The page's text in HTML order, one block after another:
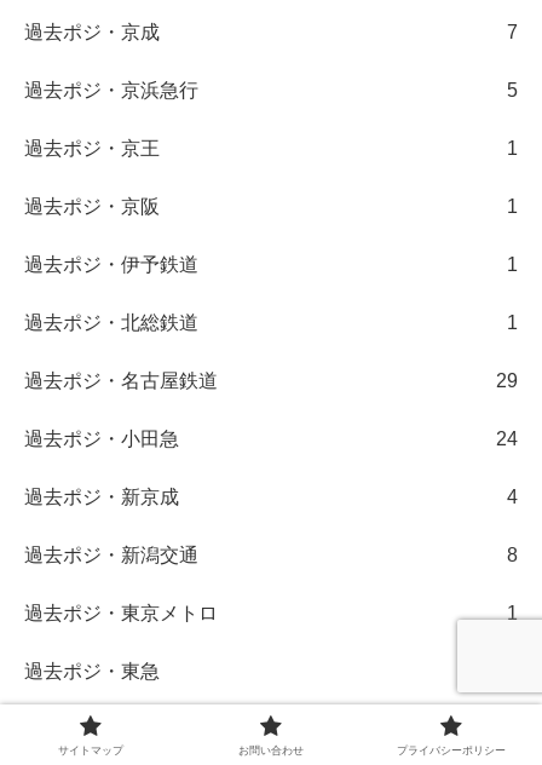
過去ポジ・京成 7
過去ポジ・京浜急行 5
過去ポジ・京王 1
過去ポジ・京阪 1
過去ポジ・伊予鉄道 1
過去ポジ・北総鉄道 1
過去ポジ・名古屋鉄道 29
過去ポジ・小田急 24
過去ポジ・新京成 4
過去ポジ・新潟交通 8
過去ポジ・東京メトロ 1
過去ポジ・東急
過去ポジ・東武
サイトマップ お問い合わせ プライバシーポリシー